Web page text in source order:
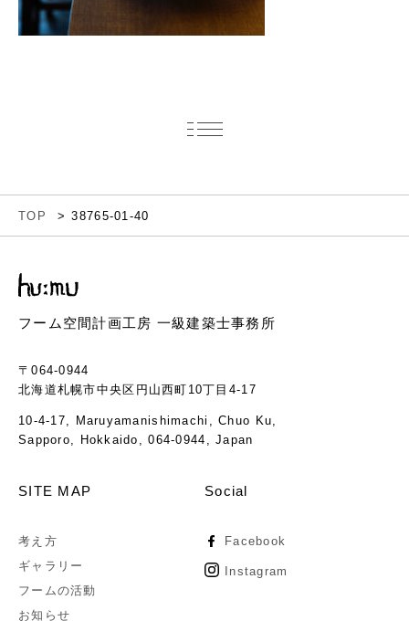
TOP 38765-01-40
フーム空間計画工房 一級建築士事務所
〒064-0944
北海道札幌市中央区円山西町10丁目4-17
10-4-17, Maruyamanishimachi, Chuo Ku,
Sapporo, Hokkaido, 064-0944, Japan
SITE MAP
考え方
ギャラリー
フームの活動
お知らせ
Social
Facebook
Instagram